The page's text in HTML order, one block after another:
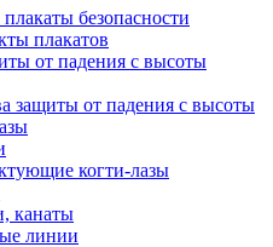
безопасности
плакатов
от падения с высоты
защиты от падения с высоты
когти-лазы
канаты
линии